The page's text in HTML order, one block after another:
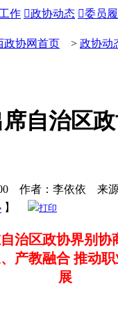
作 政协动态 委员
政协网首页 > 政协动
自治区
作者：李依依 来
】 打印
治区政协界别协
产教融合 推动
展